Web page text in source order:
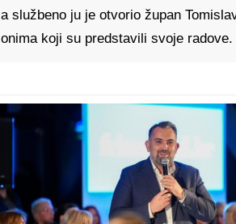
a službeno ju je otvorio župan
onima koji su predstavili svoje radove.